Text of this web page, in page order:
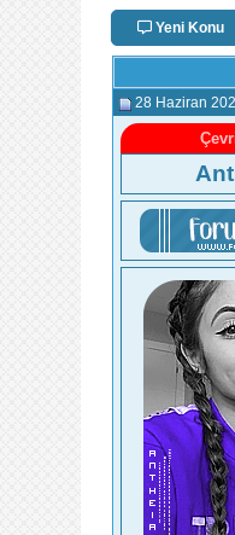
Yeni Konu
28 Haziran